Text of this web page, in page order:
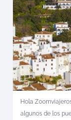
Hola
algunos de los